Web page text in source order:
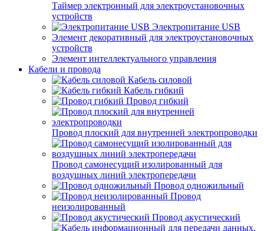
Таймер электронный для электроустановочных
устройств
Электропитание USB
Элемент декоративный для электроустановочных
устройств
Элемент интеллектуального управления
Кабели и провода
Кабель силовой
Кабель гибкий
Провод гибкий
Провод плоский для внутренней электропроводки
Провод самонесущий изолированный для
воздушных линий электропередачи
Провод одножильный
Провод
неизолированный
Провод акустический